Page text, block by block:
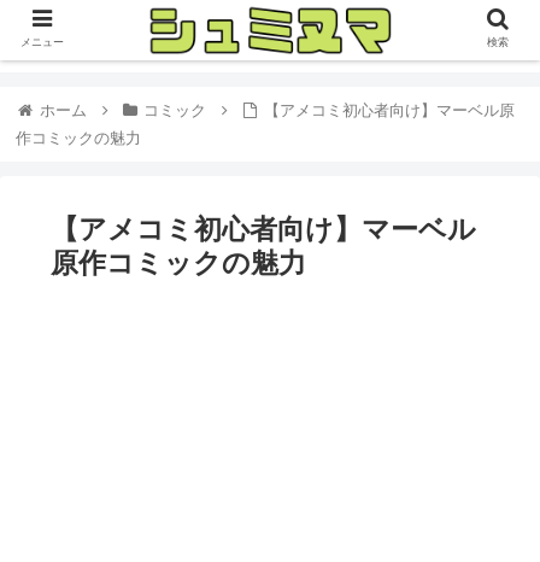
ホーム コミック
【アメコミ初心者向け】マーベル原
作コミックの魅力
【アメコミ初心者向け】マーベル
原作コミックの魅力
メニュー 検索